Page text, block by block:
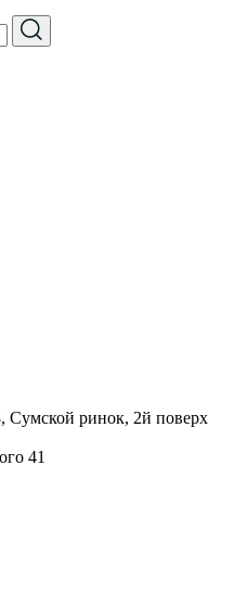
Сумской ринок, 2й поверх
41